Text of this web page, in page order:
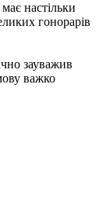
настільки
гонорарів
зауважив
важко